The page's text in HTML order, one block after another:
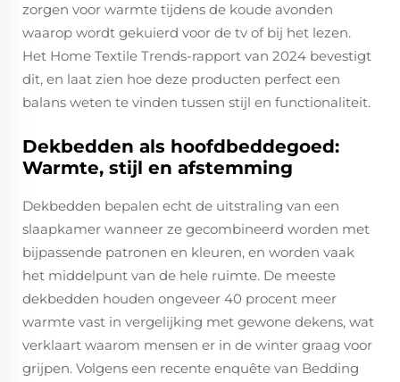
zorgen voor warmte tijdens de koude avonden
waarop wordt gekuierd voor de tv of bij het lezen.
Het Home Textile Trends-rapport van 2024 bevestigt
dit, en laat zien hoe deze producten perfect een
balans weten te vinden tussen stijl en functionaliteit.
Dekbedden als hoofdbeddegoed:
Warmte, stijl en afstemming
Dekbedden bepalen echt de uitstraling van een
slaapkamer wanneer ze gecombineerd worden met
bijpassende patronen en kleuren, en worden vaak
het middelpunt van de hele ruimte. De meeste
dekbedden houden ongeveer 40 procent meer
warmte vast in vergelijking met gewone dekens, wat
verklaart waarom mensen er in de winter graag voor
grijpen. Volgens een recente enquête van Bedding